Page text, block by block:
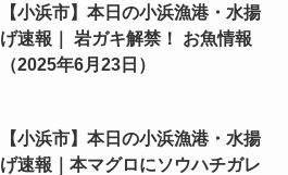
【小浜市】本日の小浜漁港・水揚
げ速報｜ 岩ガキ解禁！ お魚情報
（2025年6月23日）
【小浜市】本日の小浜漁港・水揚
げ速報｜本マグロにソウハチガレ